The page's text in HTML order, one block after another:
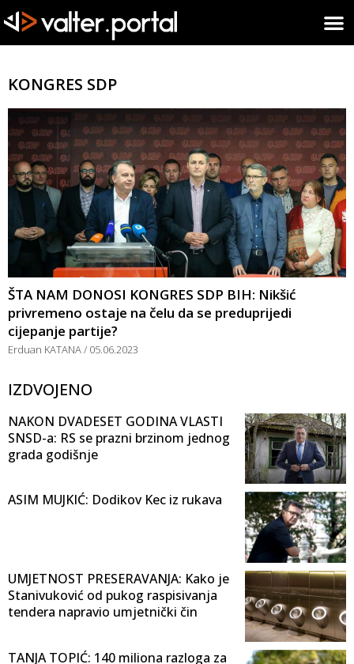
KONGRES SDP
ŠTA NAM DONOSI KONGRES SDP BIH: Nikšić
privremeno ostaje na čelu da se preduprijedi
cijepanje partije?
Erduan KATANA 05.06.2023
IZDVOJENO
NAKON DVADESET GODINA VLASTI
SNSD-a: RS se prazni brzinom jednog
grada godišnje
ASIM MUJKIĆ: Dodikov Kec iz rukava
UMJETNOST PRESERAVANJA: Kako je
Stanivuković od pukog raspisivanja
tendera napravio umjetnički čin
TANJA TOPIĆ: 140 miliona razloga za